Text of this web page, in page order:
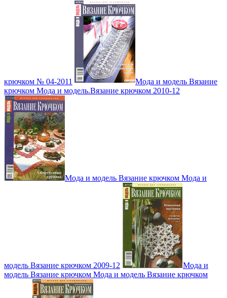
крючком № 04-2011
Мода и модель Вязание
крючком Мода и модель.Вязание крючком 2010-12
Мода и модель Вязание крючком Мода и
модель Вязание крючком 2009-12
Мода и
модель Вязание крючком Мода и модель Вязание крючком